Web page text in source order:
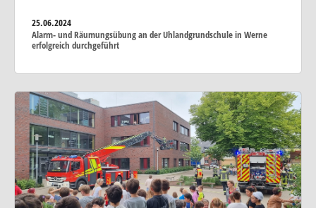
25.06.2024
Alarm- und Räumungsübung an der Uhlandgrundschule in Werne
erfolgreich durchgeführt